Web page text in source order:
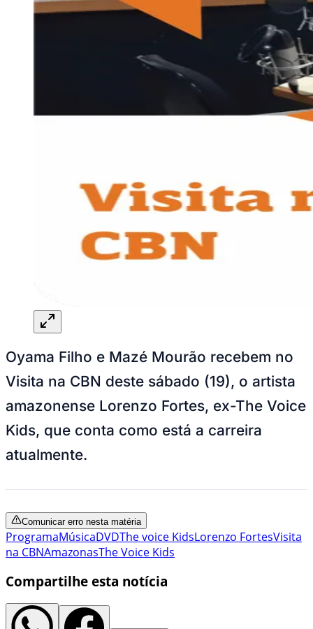
Oyama Filho e Mazé Mourão recebem no
Visita na CBN deste sábado (19), o artista
amazonense Lorenzo Fortes, ex-The Voice
Kids, que conta como está a carreira
atualmente.
Comunicar erro nesta matéria
ProgramaMúsicaDVDThe voice KidsLorenzo FortesVisita
na CBNAmazonasThe Voice Kids
Compartilhe esta notícia